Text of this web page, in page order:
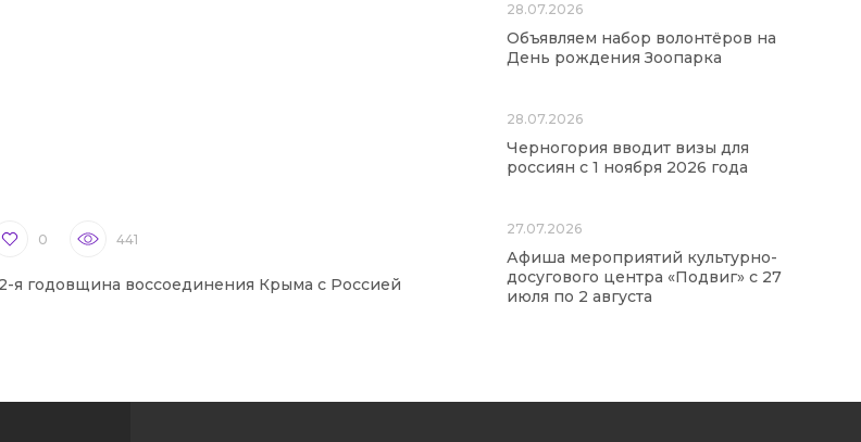
0 441
я годовщина воссоединения Крыма с Россией
28.07.2026
Объявляем набор волонтёров на
День рождения Зоопарка
28.07.2026
Черногория вводит визы для
россиян с 1 ноября 2026 года
27.07.2026
Афиша мероприятий культурно-
досугового центра «Подвиг» с 27
июля по 2 августа